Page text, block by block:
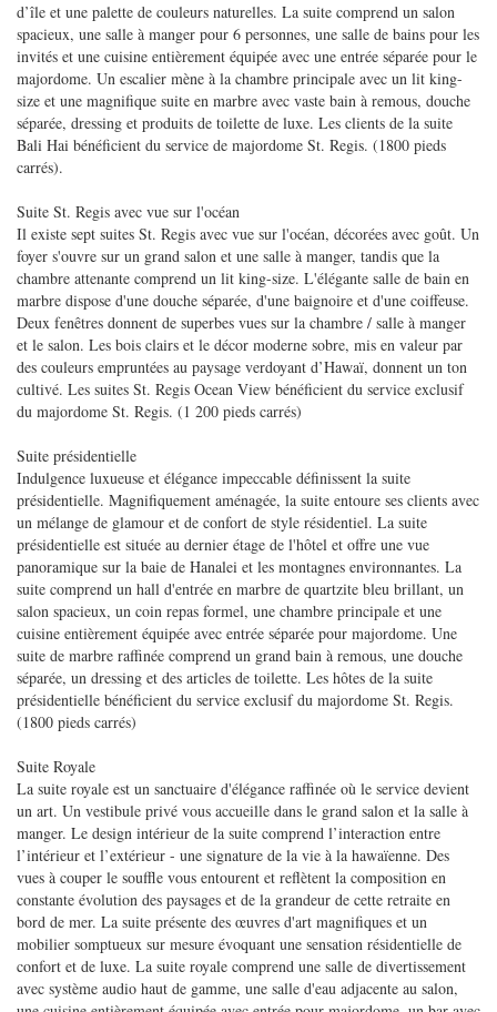
d’île et une palette de couleurs naturelles. La suite comprend un salon
spacieux, une salle à manger pour 6 personnes, une salle de bains pour les
invités et une cuisine entièrement équipée avec une entrée séparée pour le
majordome. Un escalier mène à la chambre principale avec un lit king-
size et une magnifique suite en marbre avec vaste bain à remous, douche
séparée, dressing et produits de toilette de luxe. Les clients de la suite
Bali Hai bénéficient du service de majordome St. Regis. (1800 pieds
carrés).
Suite St. Regis avec vue sur l'océan
Il existe sept suites St. Regis avec vue sur l'océan, décorées avec goût. Un
foyer s'ouvre sur un grand salon et une salle à manger, tandis que la
chambre attenante comprend un lit king-size. L'élégante salle de bain en
marbre dispose d'une douche séparée, d'une baignoire et d'une coiffeuse.
Deux fenêtres donnent de superbes vues sur la chambre / salle à manger
et le salon. Les bois clairs et le décor moderne sobre, mis en valeur par
des couleurs empruntées au paysage verdoyant d’Hawaï, donnent un ton
cultivé. Les suites St. Regis Ocean View bénéficient du service exclusif
du majordome St. Regis. (1 200 pieds carrés)
Suite présidentielle
Indulgence luxueuse et élégance impeccable définissent la suite
présidentielle. Magnifiquement aménagée, la suite entoure ses clients avec
un mélange de glamour et de confort de style résidentiel. La suite
présidentielle est située au dernier étage de l'hôtel et offre une vue
panoramique sur la baie de Hanalei et les montagnes environnantes. La
suite comprend un hall d'entrée en marbre de quartzite bleu brillant, un
salon spacieux, un coin repas formel, une chambre principale et une
cuisine entièrement équipée avec entrée séparée pour majordome. Une
suite de marbre raffinée comprend un grand bain à remous, une douche
séparée, un dressing et des articles de toilette. Les hôtes de la suite
présidentielle bénéficient du service exclusif du majordome St. Regis.
(1800 pieds carrés)
Suite Royale
La suite royale est un sanctuaire d'élégance raffinée où le service devient
un art. Un vestibule privé vous accueille dans le grand salon et la salle à
manger. Le design intérieur de la suite comprend l’interaction entre
l’intérieur et l’extérieur - une signature de la vie à la hawaïenne. Des
vues à couper le souffle vous entourent et reflètent la composition en
constante évolution des paysages et de la grandeur de cette retraite en
bord de mer. La suite présente des œuvres d'art magnifiques et un
mobilier somptueux sur mesure évoquant une sensation résidentielle de
confort et de luxe. La suite royale comprend une salle de divertissement
avec système audio haut de gamme, une salle d'eau adjacente au salon,